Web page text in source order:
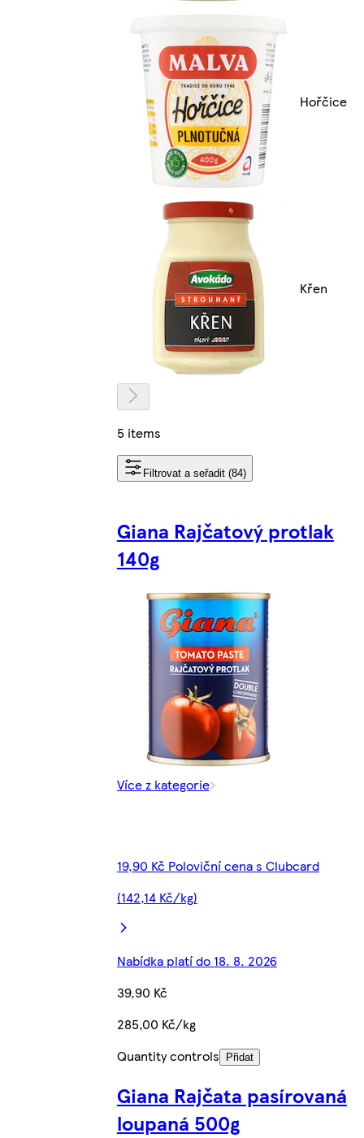
Hořčice
Křen
5 items
Filtrovat a seřadit (84)
Giana Rajčatový protlak
140g
Více z kategorie
19,90 Kč Poloviční cena s Clubcard
(142,14 Kč/kg)
Nabídka platí do 18. 8. 2026
39,90 Kč
285,00 Kč/kg
Quantity controls
Přidat
Giana Rajčata pasírovaná
loupaná 500g